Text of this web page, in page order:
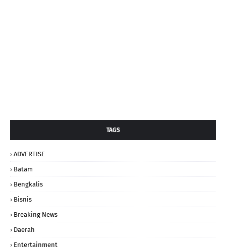
TAGS
ADVERTISE
Batam
Bengkalis
Bisnis
Breaking News
Daerah
Entertainment